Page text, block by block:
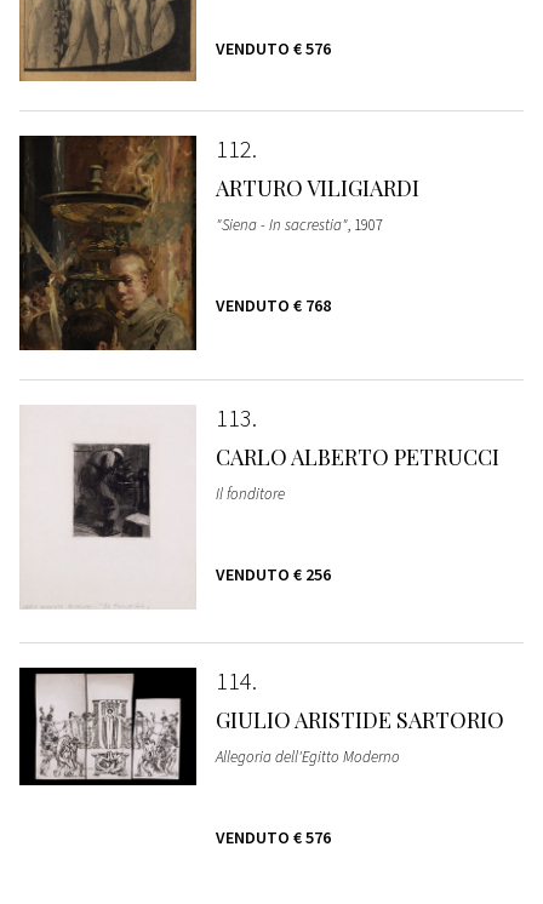
VENDUTO € 576
112
ARTURO VILIGIARDI
"Siena - In sacrestia", 1907
VENDUTO € 768
113
CARLO ALBERTO PETRUCCI
Il fonditore
VENDUTO € 256
114
GIULIO ARISTIDE SARTORIO
Allegoria dell'Egitto Moderno
VENDUTO € 576